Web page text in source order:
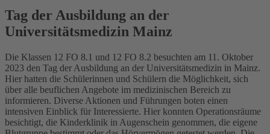
Tag der Ausbildung an der
Universitätsmedizin Mainz
Die Klassen 12 FO 8.1 und 12 FO 8.2 besuchten am 11. Oktober
2023 den Tag der Ausbildung an der Universitätsmedizin in Mainz.
Hier hatten die Schülerinnen und Schülern die Möglichkeit, sich
über alle beuflichen Angebote im medizinischen Bereich zu
informieren. Diverse Aktionen und Führungen boten einen
intensiven Einblick für Interessierte. Hier konnten Operationsräume
besichtigt, die Kinderklinik in Augenschein genommen, die eigene